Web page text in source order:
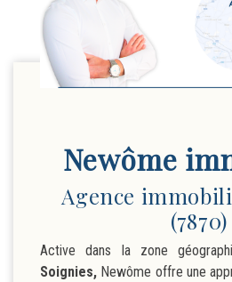
Newôme
Agence
(7870)
Active dans la zone
Soignies, Newôme offre une